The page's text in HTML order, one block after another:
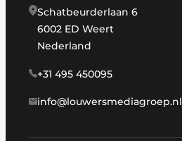
Schatbeurderlaan 6
6002 ED Weert
Nederland
+31 495 450095
info@louwersmediagroep.nl